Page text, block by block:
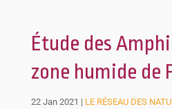
Étude des
zone humide de
22 Jan 2021 | LE RÉSEAU DES